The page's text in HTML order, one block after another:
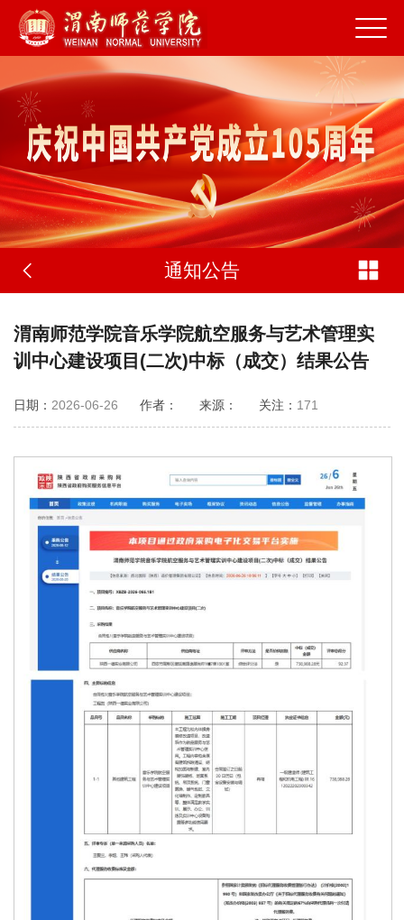
通知公告
渭南师范学院音乐学院航空服务与艺术管理实
训中心建设项目(二次)中标（成交）结果公告
日期： 2026-06-26 作者： 来源： 关注： 171